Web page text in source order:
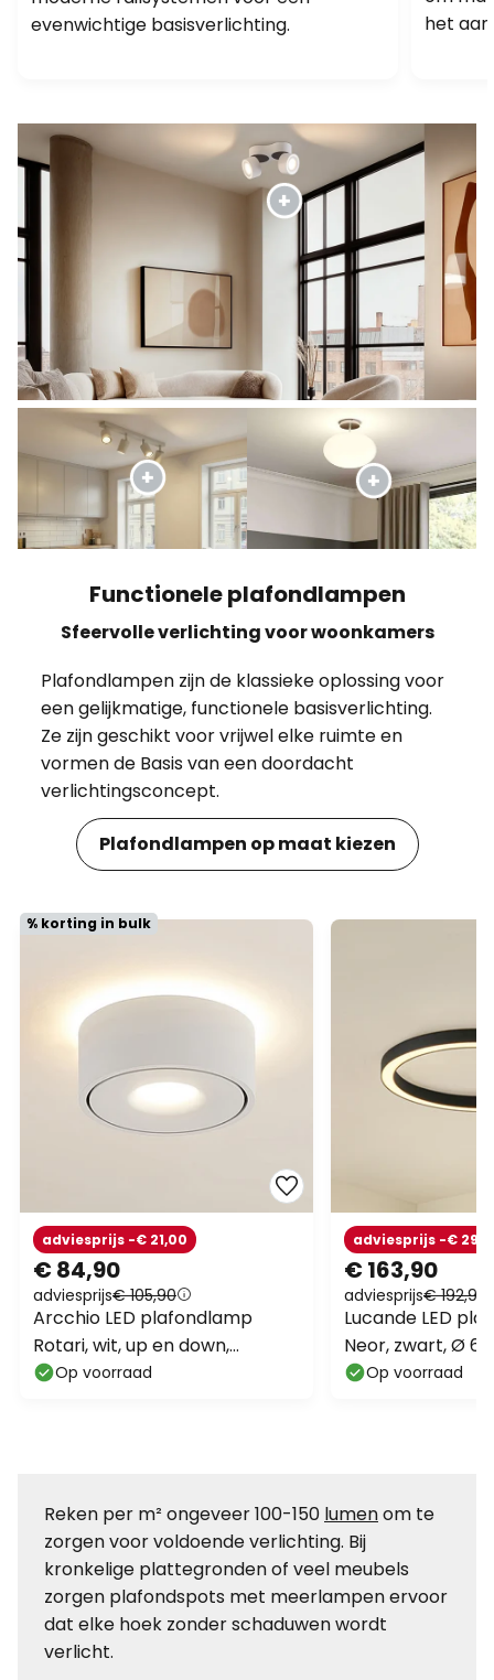
evenwichtige basisverlichting.
het
Functionele plafondlampen
Sfeervolle verlichting voor woonkamers
Plafondlampen zijn de klassieke oplossing voor
een gelijkmatige, functionele basisverlichting.
Ze zijn geschikt voor vrijwel elke ruimte en
vormen de Basis van een doordacht
verlichtingsconcept.
Plafondlampen op maat kiezen
% korting in bulk
€ 84,90
adviesprijs€ 105,90
adviesprijs -€ 21,00
Arcchio LED plafondlamp
Rotari, wit, up en down,
aluminium
Op voorraad
€ 163,90
adviesprijs€ 192,90
adviesprijs -€
Lucande LED
Neor, zwart, Ø
dimbaar
Op voorraad
Reken per m² ongeveer 100-150 lumenom te
zorgen voor voldoende verlichting. Bij
kronkelige plattegronden of veel meubels
zorgen plafondspots met meerlampen ervoor
dat elke hoek zonder schaduwen wordt
verlicht.